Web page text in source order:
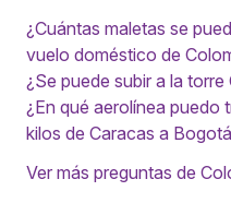
¿Cuántas maletas se
vuelo doméstico de
¿Se puede subir a la torre
¿En qué aerolínea puedo
kilos de Caracas a
Ver más preguntas de